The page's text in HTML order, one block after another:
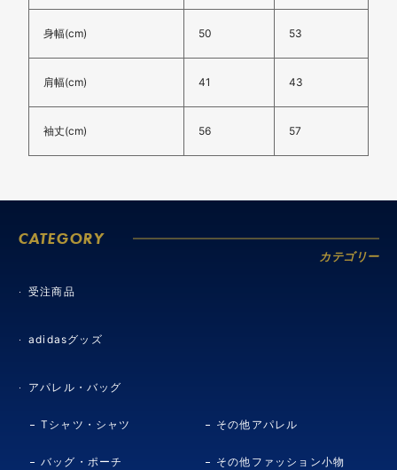
身幅(cm) 50 53
肩幅(cm) 41 43
袖丈(cm) 56 57
CATEGORY
カテゴリー
受注商品
adidasグッズ
アパレル・バッグ
Tシャツ・シャツ その他アパレル
バッグ・ポーチ その他ファッション小物